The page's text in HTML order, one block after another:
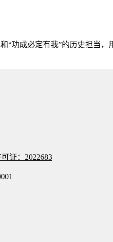
功成必定有我”的历史担当，
证：2022683